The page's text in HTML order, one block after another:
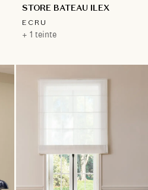
STORE BATEAU ILEX
ECRU
+ 1 teinte